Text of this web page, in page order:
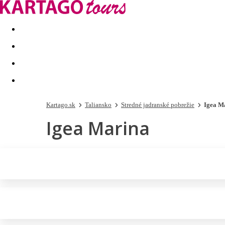
Last minute Dovolenkové kluby
Kartago.sk Taliansko Stredné jadranské pobrežie Igea
Igea Marina